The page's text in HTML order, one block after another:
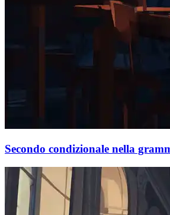
Secondo condizionale nella